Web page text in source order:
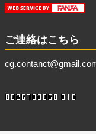
ご連絡はこちら